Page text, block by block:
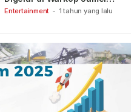
Entertainment - 1 tahun yang lalu
Ganet